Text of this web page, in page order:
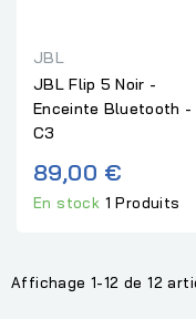
JBL
JBL Flip 5 Noir -
Enceinte Bluetooth -
C3
89,00 €
En stock 1 Produits
Affichage 1-12 de 12